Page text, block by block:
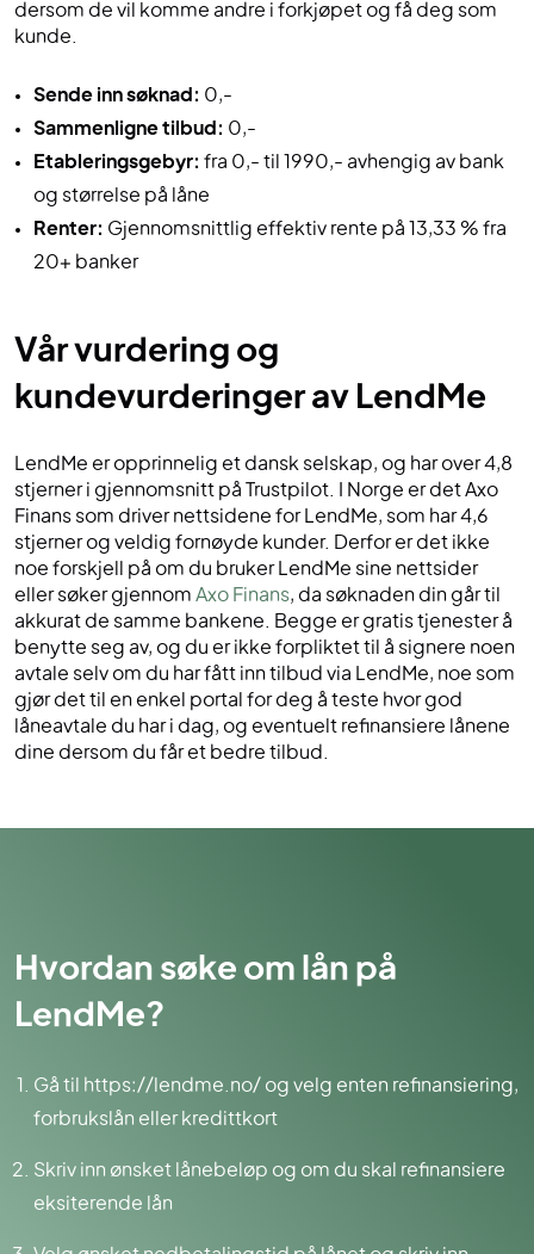
dersom de vil komme andre i forkjøpet og få deg som
kunde.
Sende inn søknad: 0,-
Sammenligne tilbud: 0,-
Etableringsgebyr: fra 0,- til 1990,- avhengig av bank
og størrelse på låne
Renter: Gjennomsnittlig effektiv rente på 13,33 % fra
20+ banker
Vår vurdering og
kundevurderinger av LendMe
LendMe er opprinnelig et dansk selskap, og har over 4,8
stjerner i gjennomsnitt på Trustpilot. I Norge er det Axo
Finans som driver nettsidene for LendMe, som har 4,6
stjerner og veldig fornøyde kunder. Derfor er det ikke
noe forskjell på om du bruker LendMe sine nettsider
eller søker gjennom Axo Finans, da søknaden din går til
akkurat de samme bankene. Begge er gratis tjenester å
benytte seg av, og du er ikke forpliktet til å signere noen
avtale selv om du har fått inn tilbud via LendMe, noe som
gjør det til en enkel portal for deg å teste hvor god
låneavtale du har i dag, og eventuelt refinansiere lånene
dine dersom du får et bedre tilbud.
Hvordan søke om lån på
LendMe?
Gå til https://lendme.no/ og velg enten refinansiering,
forbrukslån eller kredittkort
Skriv inn ønsket lånebeløp og om du skal refinansiere
eksiterende lån